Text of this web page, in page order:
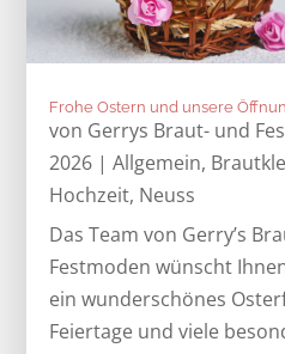
Frohe Ostern und unsere
von Gerrys Braut- und
2026 |Allgemein,
Hochzeit, Neuss
Das Team von Gerry’s
Festmoden wünscht
ein wunderschönes
Feiertage und viele